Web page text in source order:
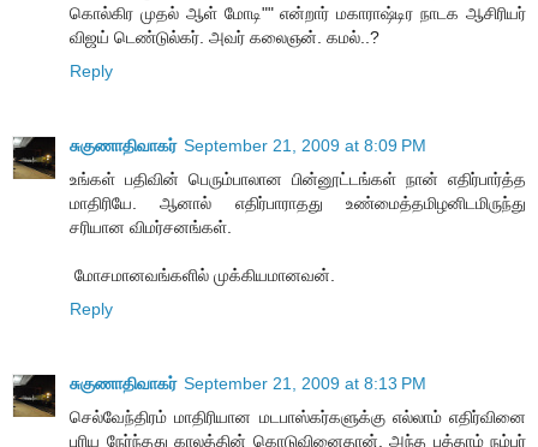
கொல்கிர முதல் ஆள் மோடி"" என்றார் மகாராஷ்டிர நாடக ஆசிரியர்
விஜய் டெண்டுல்கர். அவர் கலைஞன். கமல்..?
Reply
சுகுணாதிவாகர் September 21, 2009 at 8:09 PM
உங்கள் பதிவின் பெரும்பாலான பின்னூட்டங்கள் நான் எதிர்பார்த்த
மாதிரியே. ஆனால் எதிர்பாராதது உண்மைத்தமிழனிடமிருந்து
சரியான விமர்சனங்கள்.
‍ ‍மோசமானவங்களில் முக்கியமானவன்.
Reply
சுகுணாதிவாகர் September 21, 2009 at 8:13 PM
செல்வேந்திரம் மாதிரியான மடபாஸ்கர்களுக்கு எல்லாம் எதிர்வினை
புரிய நேர்ந்தது காலத்தின் கொடுவினைதான். அந்த பத்தாம் நம்பர்